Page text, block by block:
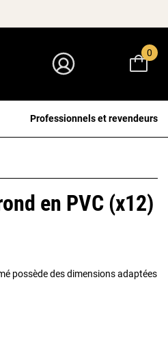
0
Professionnels et revendeurs
en PVC (x12)
possède des dimensions adaptées